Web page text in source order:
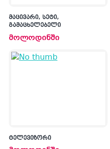
მაცივარი, სეტი,
გამაცხელებელი
მოლოდინში
ტელევიზორი